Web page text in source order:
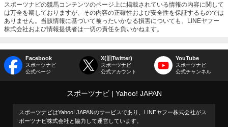
スポーツナビの競馬コンテンツのページ上に掲載されている情報の内容に関して
は万全を期しておりますが、その内容の正確性および安全性を保証するものでは
ありません。当該情報に基づいて被ったいかなる損害についても、LINEヤフー
株式会社および情報提供者は一切の責任を負いかねます。
Facebook
スポーツナビ
公式ページ
X(旧Twitter)
スポーツナビ
公式アカウント
YouTube
スポーツナビ
公式チャンネル
スポーツナビ Yahoo! JAPAN
スポーツナビはYahoo! JAPANのサービスであり、LINEヤフー株式会社がス
ポーツナビ株式会社と協力して運営しています。